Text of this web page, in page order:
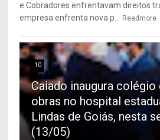
e Cobradores enfrentavam direitos
empresa enfrenta nova p... Readmore
10
Caiado inaugura
obras no hospital
Lindas de Goiás, nesta
(13/05)